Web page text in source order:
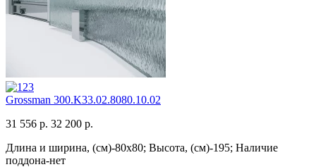
Grossman 300.K33.02.8080.10.02
31 556 р. 32 200 р.
Длина и ширина, (см)-80x80; Высота, (см)-195; Наличие
поддона-нет